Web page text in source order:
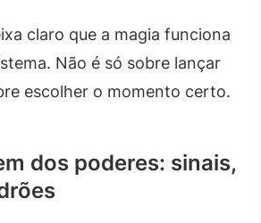
claro que a magia funciona
Não é só sobre lançar
escolher o momento certo.
dos poderes: sinais,